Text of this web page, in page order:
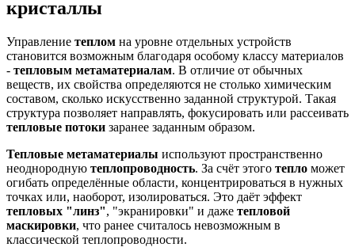
кристаллы
Управление теплом на уровне отдельных устройств
становится возможным благодаря особому классу материалов
- тепловым метаматериалам. В отличие от обычных
веществ, их свойства определяются не столько химическим
составом, сколько искусственно заданной структурой. Такая
структура позволяет направлять, фокусировать или рассеивать
тепловые потоки заранее заданным образом.
Тепловые метаматериалы используют пространственно
неоднородную теплопроводность. За счёт этого тепло может
огибать определённые области, концентрироваться в нужных
точках или, наоборот, изолироваться. Это даёт эффект
тепловых "линз", "экранировки" и даже тепловой
маскировки, что ранее считалось невозможным в
классической теплопроводности.